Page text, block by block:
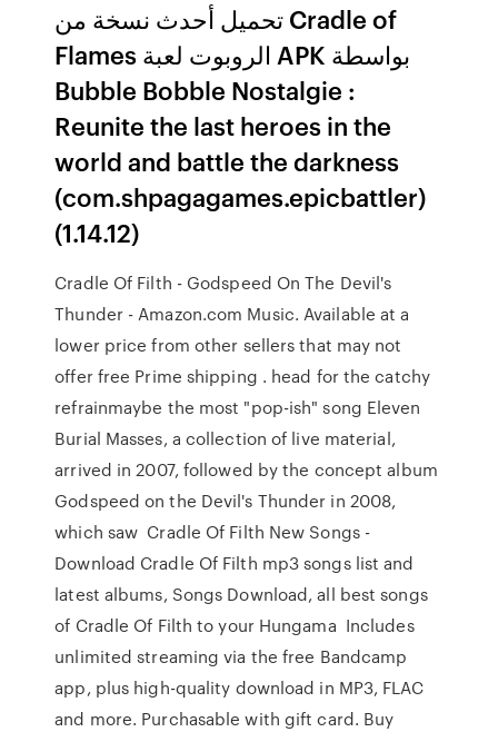
تحميل أحدث نسخة من Cradle of
Flames الروبوت لعبة APK بواسطة
Bubble Bobble Nostalgie :
Reunite the last heroes in the
world and battle the darkness
(com.shpagagames.epicbattler)
(1.14.12)
Cradle Of Filth - Godspeed On The Devil's
Thunder - Amazon.com Music. Available at a
lower price from other sellers that may not
offer free Prime shipping . head for the catchy
refrainmaybe the most "pop-ish" song Eleven
Burial Masses, a collection of live material,
arrived in 2007, followed by the concept album
Godspeed on the Devil's Thunder in 2008,
which saw Cradle Of Filth New Songs -
Download Cradle Of Filth mp3 songs list and
latest albums, Songs Download, all best songs
of Cradle Of Filth to your Hungama Includes
unlimited streaming via the free Bandcamp
app, plus high-quality download in MP3, FLAC
and more. Purchasable with gift card. Buy